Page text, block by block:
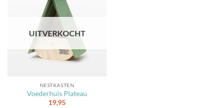
UITVERKOCHT
NESTKASTEN
Voederhuis Plateau
19,95